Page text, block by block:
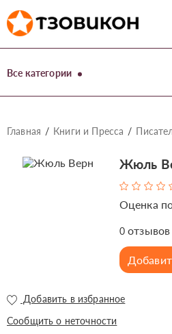
Все категории
Главная Книги и Пресса
Жюль
Оценка
0отзывов
Добавить в избранное
Сообщить о неточности